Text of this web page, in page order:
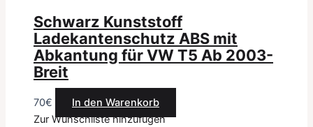
Schwarz Kunststoff
Ladekantenschutz ABS mit
Abkantung für VW T5 Ab 2003-
Breit
70€
In den Warenkorb
Zur Wunschliste hinzufügen